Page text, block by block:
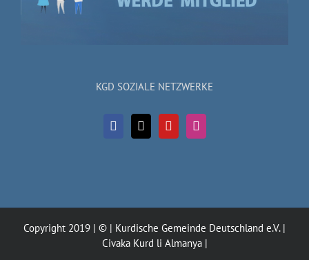
KGD SOZIALE NETZWERKE
Copyright 2019 | © | Kurdische Gemeinde Deutschland e.V. |
Civaka Kurd li Almanya |